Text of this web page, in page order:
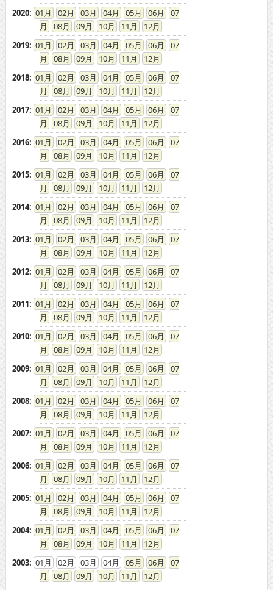
2020: 01 02 03 04 05 06
07
08
09 10 11
12
2019: 01 02 03 04 05 06
07
08
09 10 11
12
2018: 01 02 03 04 05 06
07
08
09 10 11
12
2017: 01 02 03 04 05 06
07
08
09 10 11
12
2016: 01 02 03 04 05 06
07
08
09 10 11
12
2015: 01 02 03 04 05 06
07
08
09 10 11
12
2014: 01 02 03 04 05 06
07
08
09 10 11
12
2013: 01 02 03 04 05 06
07
08
09 10 11
12
2012: 01 02 03 04 05 06
07
08
09 10 11
12
2011: 01 02 03 04 05 06
07
08
09 10 11
12
2010: 01 02 03 04 05 06
07
08
09 10 11
12
2009: 01 02 03 04 05 06
07
08
09 10 11
12
2008: 01 02 03 04 05 06
07
08
09 10 11
12
2007: 01 02 03 04 05 06
07
08
09 10 11
12
2006: 01 02 03 04 05 06
07
08
09 10 11
12
2005: 01 02 03 04 05 06
07
08
09 10 11
12
2004: 01 02 03 04 05 06
07
08
09 10 11
12
2003: 01 02 03 04 05 06
07
08
09 10 11 12